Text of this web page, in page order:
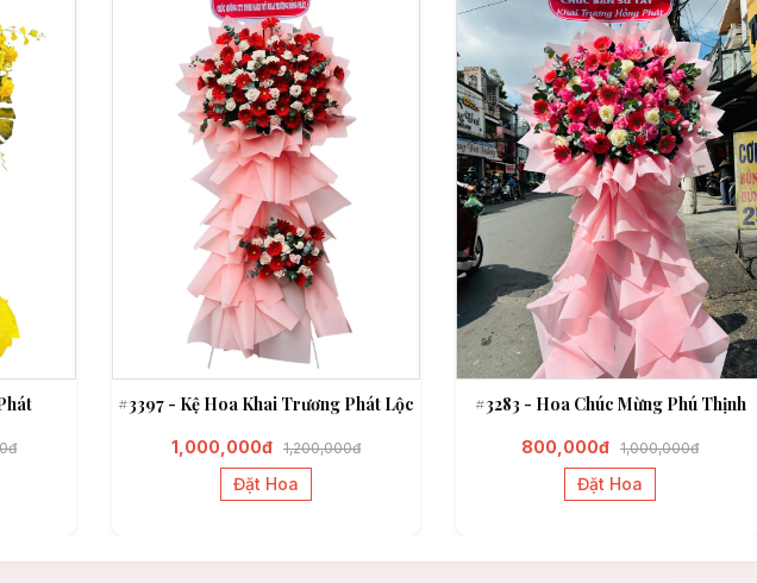
#3397 - Kệ Hoa Khai Trương Phát Lộc
1,000,000đ 1,200,000đ
Đặt Hoa
#3283 - Hoa Chúc Mừng Phú Thịnh
800,000đ 1,000,000đ
Đặt Hoa